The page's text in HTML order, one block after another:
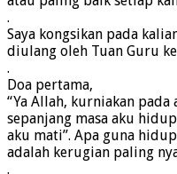
.
Saya kongsikan pada
diulang oleh Tuan Guru
.
Doa pertama,
“Ya Allah, kurniakan
sepanjang masa aku
aku mati”. Apa guna
adalah kerugian paling
.